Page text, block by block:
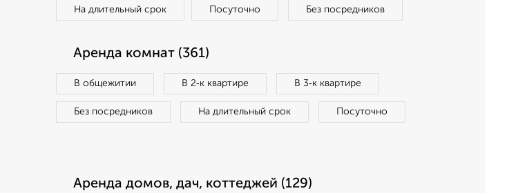
На длительный срок Посуточно Без посредников
Аренда комнат (361)
В общежитии В 2‑к квартире В 3‑к квартире
Без посредников На длительный срок Посуточно
Аренда домов, дач, коттеджей (129)